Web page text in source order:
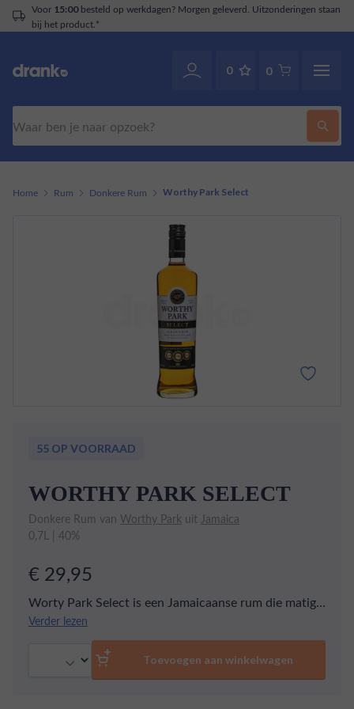
Voor 15:00besteld op werkdagen? Morgen geleverd. Uitzonderingen staan
bij het product.*
0 0
Home Rum Donkere Rum Worthy Park Select
55 OP VOORRAAD
WORTHY PARK SELECT
Donkere Rum van Worthy Park uit Jamaica
0,7L | 40%
€ 29,95
Worty Park Select is een Jamaicaanse rum die matig
wordt gerijpt als een blend van 4 tot 12 jarige rums.
Al de rums van Worthy Park worden gerijpt op
gebruikte Amerikaanse witte eiken bourbon vaten.
Worty Park Select is een selectie van rums die 4 tot
Verder lezen
Toevoegen aan winkelwagen